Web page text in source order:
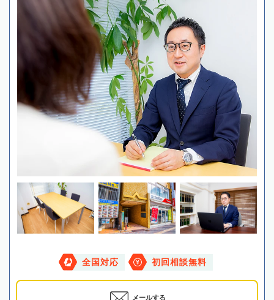
全国対応 初回相談無料
メールする